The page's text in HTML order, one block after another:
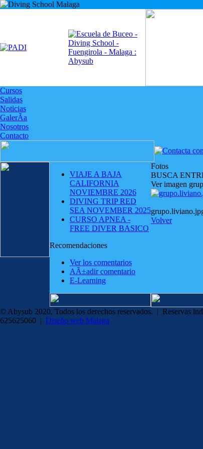
Cursos
Salidas
Noticias
GalerÃ­a
Nosotros
Contacto
VIAJE A BAJA
CALIFORNIA
NOVIEMBRE 2026
DIVING TRIP RED
SEA NOVEMBER 2025
CURSO APNEA -
FREE DIVER BASICO
Recomendaciones
Ver los comentarios
AÃ±adir comentario
E-Learning
Fotos
BUSCA
Ver imagen
Volver
© Abysub 2020, Todos los derechos reservados. | Reservas
625625060 | Diseño web Malaga